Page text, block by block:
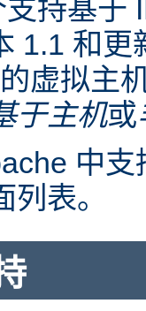
持基于
1.1 和
虚拟主
于主机或
中
表。